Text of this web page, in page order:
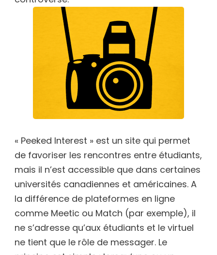
« Peeked Interest » est un site qui permet
de favoriser les rencontres entre étudiants,
mais il n’est accessible que dans certaines
universités canadiennes et américaines. A
la différence de plateformes en ligne
comme Meetic ou Match (par exemple), il
ne s’adresse qu’aux étudiants et le virtuel
ne tient que le rôle de messager. Le